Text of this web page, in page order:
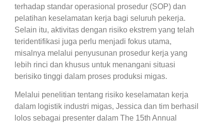
terhadap standar operasional prosedur (SOP) dan
pelatihan keselamatan kerja bagi seluruh pekerja.
Selain itu, aktivitas dengan risiko ekstrem yang telah
teridentifikasi juga perlu menjadi fokus utama,
misalnya melalui penyusunan prosedur kerja yang
lebih rinci dan khusus untuk menangani situasi
berisiko tinggi dalam proses produksi migas.
Melalui penelitian tentang risiko keselamatan kerja
dalam logistik industri migas, Jessica dan tim berhasil
lolos sebagai presenter dalam The 15th Annual